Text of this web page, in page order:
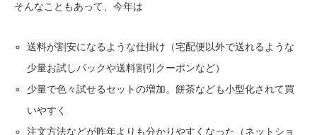
そんなこともあって、今年は
送料が割安になるような仕掛け（宅配便以外で送れるような
少量お試しパックや送料割引クーポンなど）
少量で色々試せるセットの増加。餅茶なども小型化されて買
いやすく
注文方法などが昨年よりも分かりやすくなった（ネットショ